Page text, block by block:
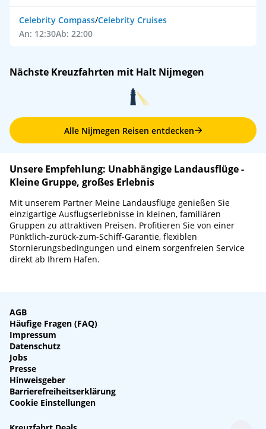
Celebrity Compass/Celebrity Cruises
An: 12:30Ab: 22:00
Nächste Kreuzfahrten mit Halt Nijmegen
Alle Nijmegen Reisen entdecken
Unsere Empfehlung: Unabhängige Landausflüge -
Kleine Gruppe, großes Erlebnis
Mit unserem Partner Meine Landausflüge genießen Sie
einzigartige Ausflugserlebnisse in kleinen, familiären
Gruppen zu attraktiven Preisen. Profitieren Sie von einer
Pünktlich-zurück-zum-Schiff-Garantie, flexiblen
Stornierungsbedingungen und einem sorgenfreien Service
direkt ab Ihrem Hafen.
AGB
Häufige Fragen (FAQ)
Impressum
Datenschutz
Jobs
Presse
Hinweisgeber
Barrierefreiheitserklärung
Cookie Einstellungen